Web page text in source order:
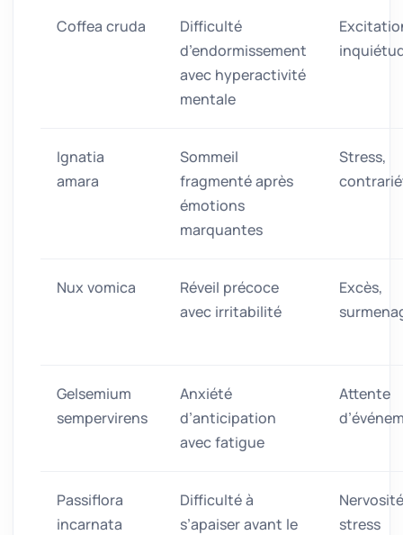
Coffea cruda
Difficulté
d’endormissement
avec hyperactivité
mentale
Ignatia
amara
Sommeil
fragmenté après
émotions
marquantes
Stress,
Nux vomica
Réveil précoce
avec irritabilité
Excès,
Gelsemium
sempervirens
Anxiété
d’anticipation
avec fatigue
Attente
Passiflora
incarnata
Difficulté à
s’apaiser avant le
stress